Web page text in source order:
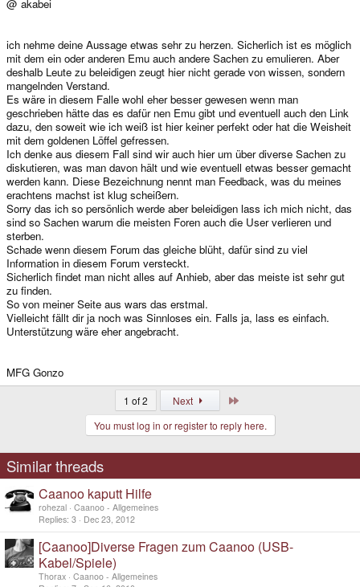
@ akabei
ich nehme deine Aussage etwas sehr zu herzen. Sicherlich ist es möglich
mit dem ein oder anderen Emu auch andere Sachen zu emulieren. Aber
deshalb Leute zu beleidigen zeugt hier nicht gerade von wissen, sondern
mangelnden Verstand.
Es wäre in diesem Falle wohl eher besser gewesen wenn man
geschrieben hätte das es dafür nen Emu gibt und eventuell auch den Link
dazu, den soweit wie ich weiß ist hier keiner perfekt oder hat die Weisheit
mit dem goldenen Löffel gefressen.
Ich denke aus diesem Fall sind wir auch hier um über diverse Sachen zu
diskutieren, was man davon hält und wie eventuell etwas besser gemacht
werden kann. Diese Bezeichnung nennt man Feedback, was du meines
erachtens machst ist klug scheißern.
Sorry das ich so persönlich werde aber beleidigen lass ich mich nicht, das
sind so Sachen warum die meisten Foren auch die User verlieren und
sterben.
Schade wenn diesem Forum das gleiche blüht, dafür sind zu viel
Information in diesem Forum versteckt.
Sicherlich findet man nicht alles auf Anhieb, aber das meiste ist sehr gut
zu finden.
So von meiner Seite aus wars das erstmal.
Vielleicht fällt dir ja noch was Sinnloses ein. Falls ja, lass es einfach.
Unterstützung wäre eher angebracht.
MFG Gonzo
1 of 2 Next
You must log in or register to reply here.
Similar threads
Caanoo kaputt Hilfe
rohezal Caanoo - Allgemeines
Replies 3 Dec 23, 2012
[Caanoo]Diverse Fragen zum Caanoo (USB-
Kabel/Spiele)
Thorax Caanoo - Allgemeines